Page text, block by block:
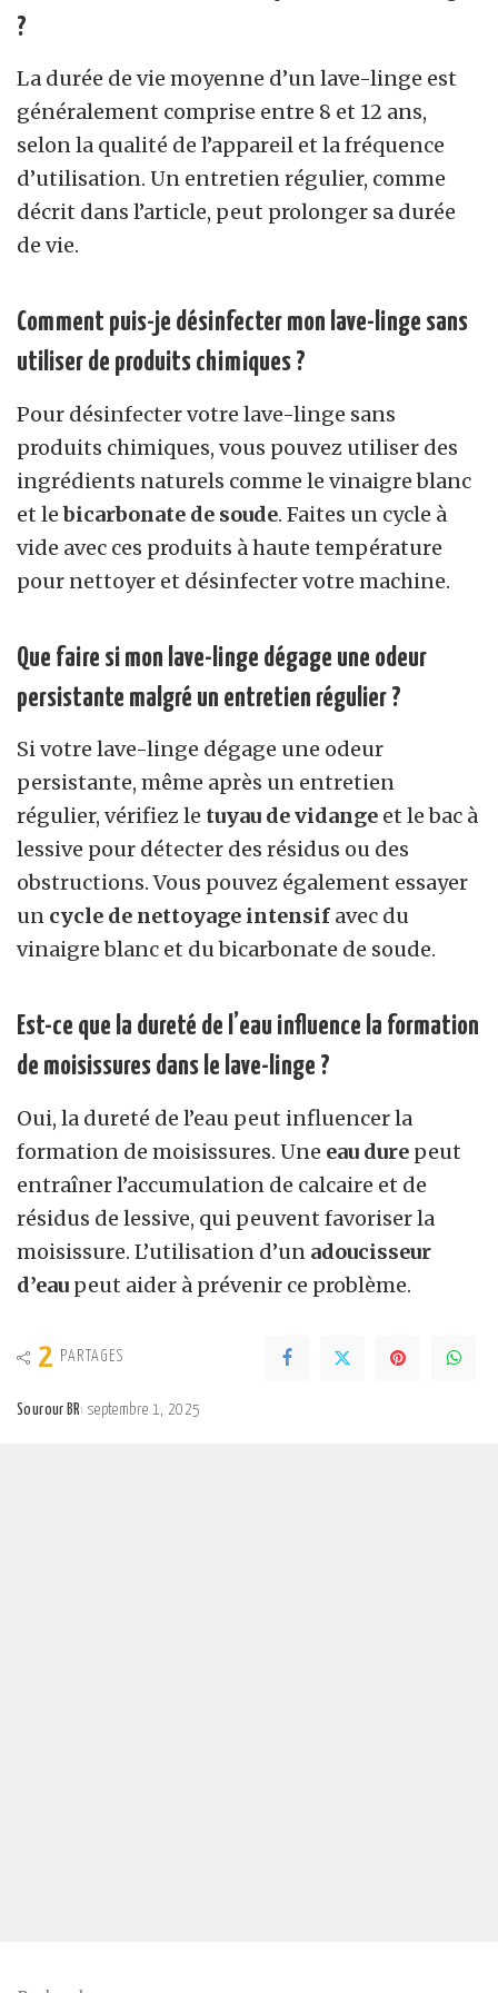
?
La durée de vie moyenne d’un lave-linge est
généralement comprise entre 8 et 12 ans,
selon la qualité de l’appareil et la fréquence
d’utilisation. Un entretien régulier, comme
décrit dans l’article, peut prolonger sa durée
de vie.
Comment puis-je désinfecter mon lave-linge sans
utiliser de produits chimiques ?
Pour désinfecter votre lave-linge sans
produits chimiques, vous pouvez utiliser des
ingrédients naturels comme le vinaigre blanc
et lebicarbonate de soude. Faites un cycle à
vide avec ces produits à haute température
pour nettoyer et désinfecter votre machine.
Que faire si mon lave-linge dégage une odeur
persistante malgré un entretien régulier ?
Si votre lave-linge dégage une odeur
persistante, même après un entretien
régulier, vérifiez le tuyau de vidange et le bac à
lessive pour détecter des résidus ou des
obstructions. Vous pouvez également essayer
un cycle de nettoyage intensif avec du
vinaigre blanc et du bicarbonate de soude.
Est-ce que la dureté de l’eau influence la formation
de moisissures dans le lave-linge ?
Oui, la dureté de l’eau peut influencer la
formation de moisissures. Une eau dure peut
entraîner l’accumulation de calcaire et de
résidus de lessive, qui peuvent favoriser la
moisissure. L’utilisation d’un adoucisseur
d’eau peut aider à prévenir ce problème.
2 PARTAGES
Sourour BR septembre 1, 2025